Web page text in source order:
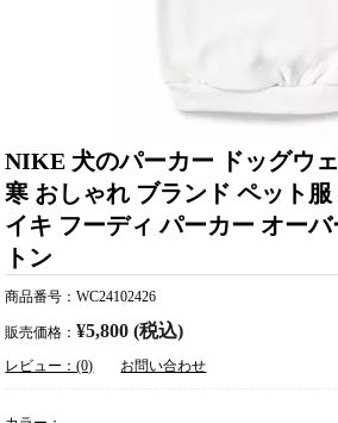
NIKE 犬のパーカー ドッグウ
寒 おしゃれ ブランド ペット
イキ フーディ パーカー オー
トン
商品番号：WC24102426
販売価格： ¥5,800 (税込)
レビュー：(0) お問い合わせ